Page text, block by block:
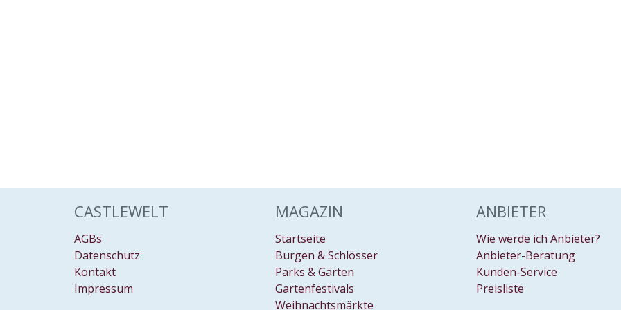
CASTLEWELT
AGBs
Datenschutz
Kontakt
Impressum
MAGAZIN
Startseite
Burgen & Schlösser
Parks & Gärten
Gartenfestivals
Weihnachtsmärkte
ANBIETER
Wie werde ich Anbieter?
Anbieter-Beratung
Kunden-Service
Preisliste